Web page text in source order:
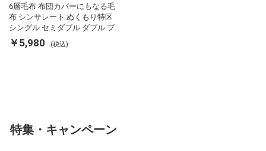
6層毛布 布団カバーにもなる毛
布 シンサレート ぬくもり特区
シングル セミダブル ダブル ブ
ランケット 掛け布団カバー フラ
ンネル 保温 蓄熱 吸湿 発熱 断熱
￥5,980 (税込)
特集・キャンペーン